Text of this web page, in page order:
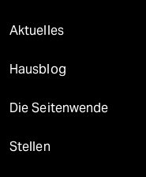
Aktuelles
Hausblog
Die Seitenwende
Stellen